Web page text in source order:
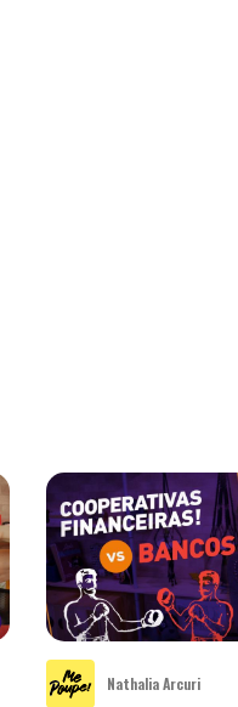
Nathalia Arcuri